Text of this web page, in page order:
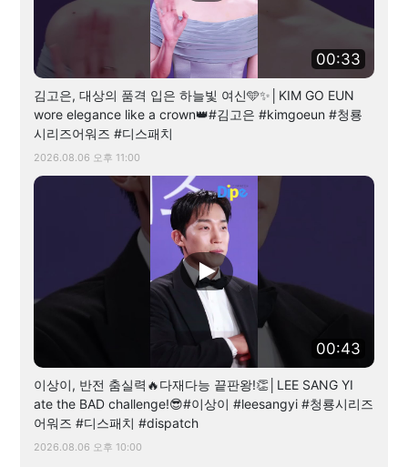
00:33
김고은, 대상의 품격 입은 하늘빛 여신🩵✨│KIM GO EUN
wore elegance like a crown👑#김고은 #kimgoeun #청룡
시리즈어워즈 #디스패치
2026.08.06 오후 11:00
00:43
이상이, 반전 춤실력🔥다재다능 끝판왕!👏│LEE SANG YI
ate the BAD challenge!😎#이상이 #leesangyi #청룡시리즈
어워즈 #디스패치 #dispatch
2026.08.06 오후 10:00